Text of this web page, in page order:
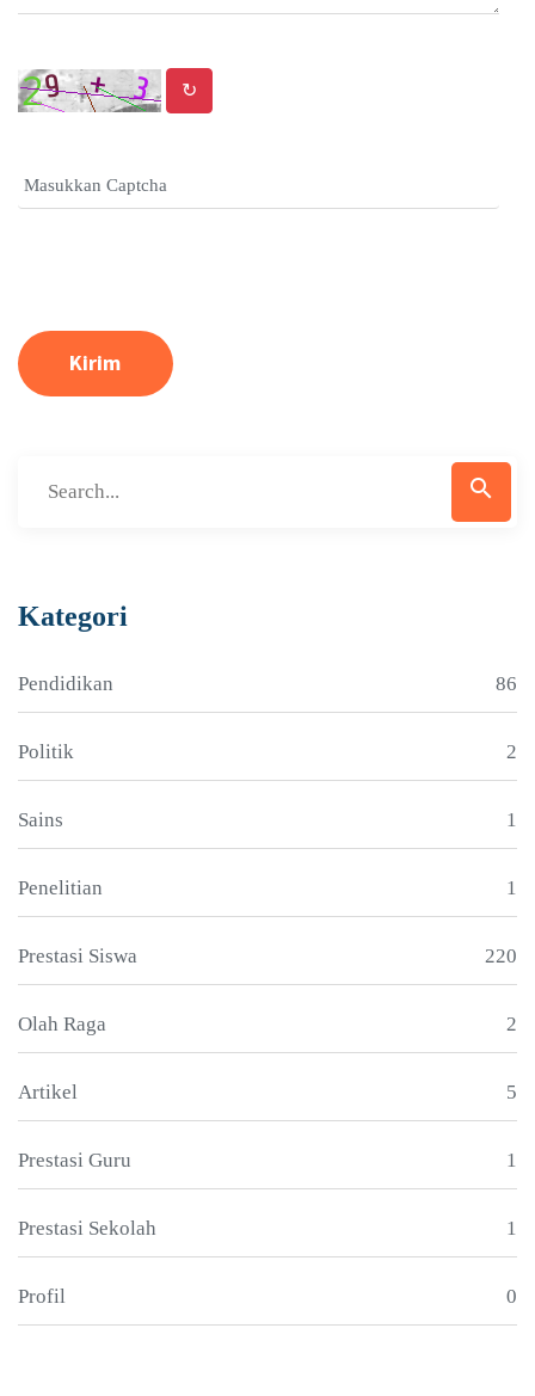
↻
Kirim
search
Kategori
Pendidikan 86
Politik 2
Sains 1
Penelitian 1
Prestasi Siswa 220
Olah Raga 2
Artikel 5
Prestasi Guru 1
Prestasi Sekolah 1
Profil 0